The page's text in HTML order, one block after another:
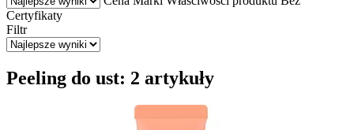
Certyfikaty
Filtr
Peeling do ust: 2 artykuły